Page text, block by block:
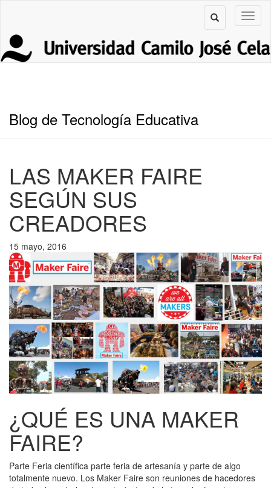
Blog de Tecnología Educativa
LAS MAKER FAIRE
SEGÚN SUS
CREADORES
15 mayo, 2016
¿QUÉ ES UNA MAKER
FAIRE?
Parte Feria científica parte feria de artesanía y parte de algo
totalmente nuevo. Los Maker Faire son reuniones de hacedores